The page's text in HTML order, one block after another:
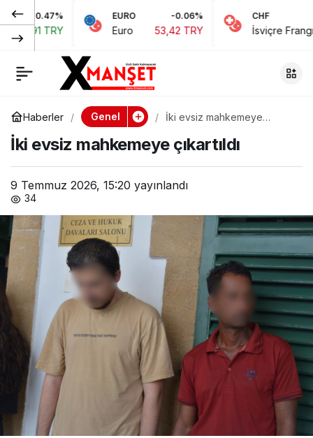
EURO -0.06%
Euro 53,42 TRY
CHF
İsviçre Frangı 58,48
Haberler Genel
İki evsiz mahkemeye
İki evsiz mahkemeye çıkartıldı
9 Temmuz 2026, 15:20 yayınlandı
34
Online siparişlerde
fiyat değişikliği yaptı,
yaşadığım için suç